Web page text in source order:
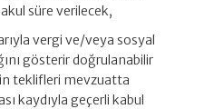
süre verilecek,
vergi ve/veya sosyal
gösterir doğrulanabilir
teklifleri mevzuatta
kaydıyla geçerli kabul